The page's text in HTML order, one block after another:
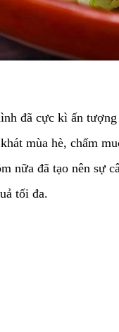
đã cực kì ấn
mùa hè, chấm
nữa đã tạo nên sự
tối đa.